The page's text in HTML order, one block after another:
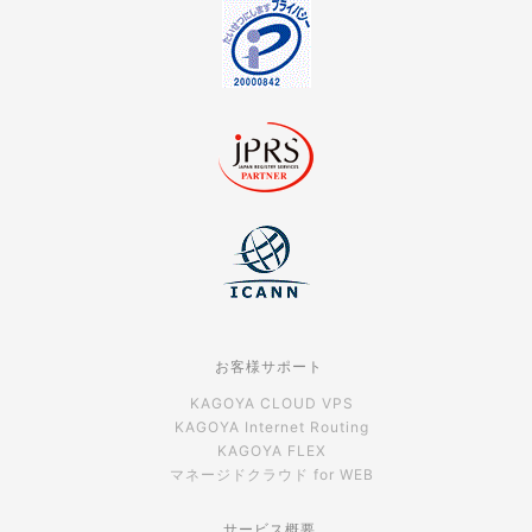
お客様サポート
KAGOYA CLOUD VPS
KAGOYA Internet Routing
KAGOYA FLEX
マネージドクラウド for WEB